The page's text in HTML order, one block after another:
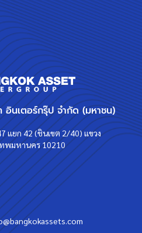
นเตอร์กรุ๊ป จำกัด (มหาชน)
แยก 42 (ชินเขต 2/40) แขวง
ทพมหานคร 10210